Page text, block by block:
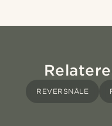
REVERSNÅLE